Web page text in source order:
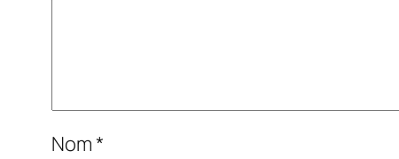
Nom*